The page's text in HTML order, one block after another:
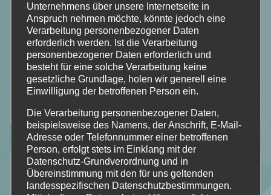
Folgt mir auf…
Unternehmens über unsere Internetseite in
Anspruch nehmen möchte, könnte jedoch eine
Verarbeitung personenbezogener Daten
erforderlich werden. Ist die Verarbeitung
personenbezogener Daten erforderlich und
besteht für eine solche Verarbeitung keine
gesetzliche Grundlage, holen wir generell eine
Einwilligung der betroffenen Person ein.
Die Verarbeitung personenbezogener Daten,
beispielsweise des Namens, der Anschrift, E-Mail-
Adresse oder Telefonnummer einer betroffenen
Person, erfolgt stets im Einklang mit der
Datenschutz-Grundverordnung und in
Übereinstimmung mit den für uns geltenden
landesspezifischen Datenschutzbestimmungen.